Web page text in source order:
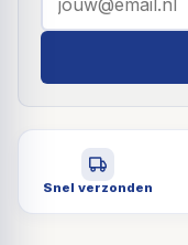
Snel verzonden